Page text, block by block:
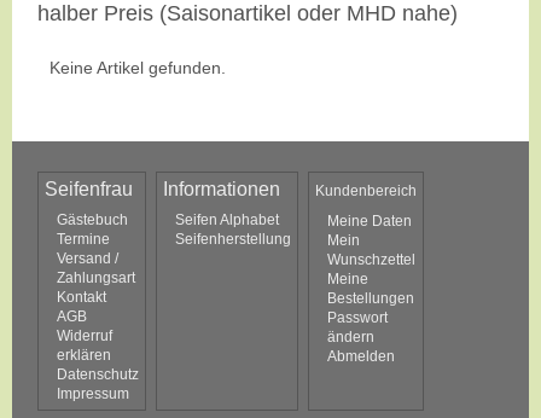
halber Preis (Saisonartikel oder MHD nahe)
Keine Artikel gefunden.
Seifenfrau
Gästebuch
Termine
Versand /
Zahlungsart
Kontakt
AGB
Widerruf
erklären
Datenschutz
Impressum
Informationen
Seifen Alphabet
Seifenherstellung
Kundenbereich
Meine Daten
Mein
Wunschzettel
Meine
Bestellungen
Passwort
ändern
Abmelden